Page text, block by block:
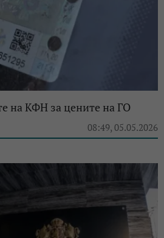
на КФН за цените на ГО
08:49, 05.05.2026